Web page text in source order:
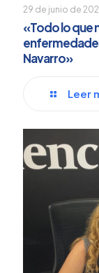
29 de junio de
«Todo lo que
Navarro»
Leer